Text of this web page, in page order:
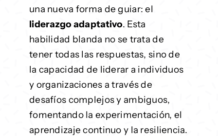
una nueva forma de guiar: el
liderazgo adaptativo. Esta
habilidad blanda no se trata de
tener todas las respuestas, sino de
la capacidad de liderar a individuos
y organizaciones a través de
desafíos complejos y ambiguos,
fomentando la experimentación, el
aprendizaje continuo y la resiliencia.